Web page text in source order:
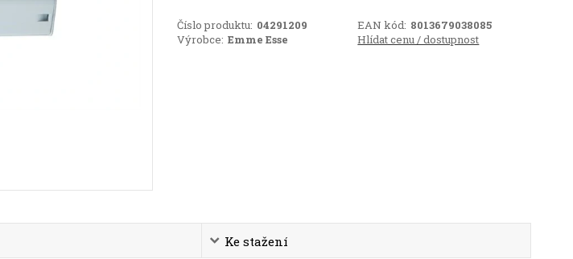
Číslo produktu: 04291209 EAN kód: 8013679038085
Výrobce: Emme Esse Hlídat cenu / dostupnost
Ke stažení